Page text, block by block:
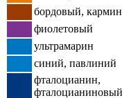
бордовый, кармин
фиолетовый
ультрамарин
синий, павлиний
фталоцианин,
фталоцианиновый